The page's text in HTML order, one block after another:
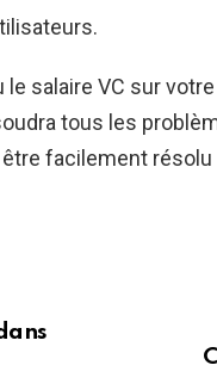
le salaire VC sur
tous les
facilement résolu